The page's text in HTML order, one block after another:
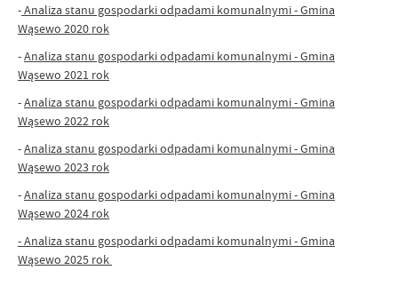
-Analiza stanu gospodarki odpadami komunalnymi - Gmina
Wąsewo 2020 rok
-Analiza stanu gospodarki odpadami komunalnymi - Gmina
Wąsewo 2021 rok
-Analiza stanu gospodarki odpadami komunalnymi - Gmina
Wąsewo 2022 rok
-Analiza stanu gospodarki odpadami komunalnymi - Gmina
Wąsewo 2023 rok
-Analiza stanu gospodarki odpadami komunalnymi - Gmina
Wąsewo 2024 rok
- Analiza stanu gospodarki odpadami komunalnymi - Gmina
Wąsewo 2025 rok